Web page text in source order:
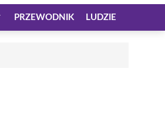
PRZEWODNIK LUDZIE